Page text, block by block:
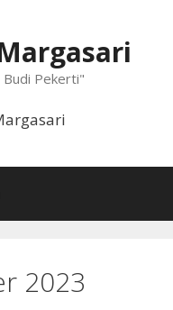
Pekerti"
2023